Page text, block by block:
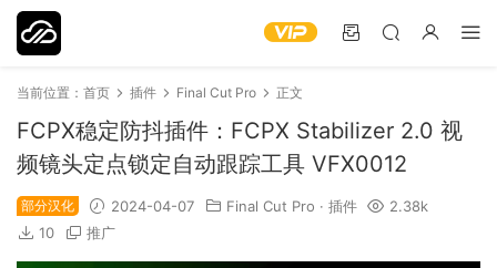
当前位置： 首页 插件 Final Cut Pro 正文
FCPX稳定防抖插件：FCPX Stabilizer 2.0 视
频镜头定点锁定自动跟踪工具 VFX0012
部分汉化 2024-04-07 Final Cut Pro · 插件
2.38k
10
推广